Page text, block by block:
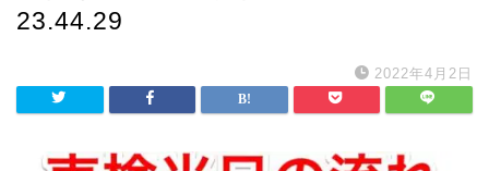
23.44.29
2022年4月2日